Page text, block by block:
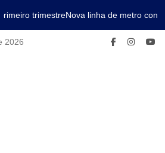
trimestreNova linha de metro
2026